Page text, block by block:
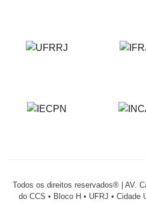
Todos os direitos reservados® | AV.
do CCS • Bloco H • UFRJ • Cidade